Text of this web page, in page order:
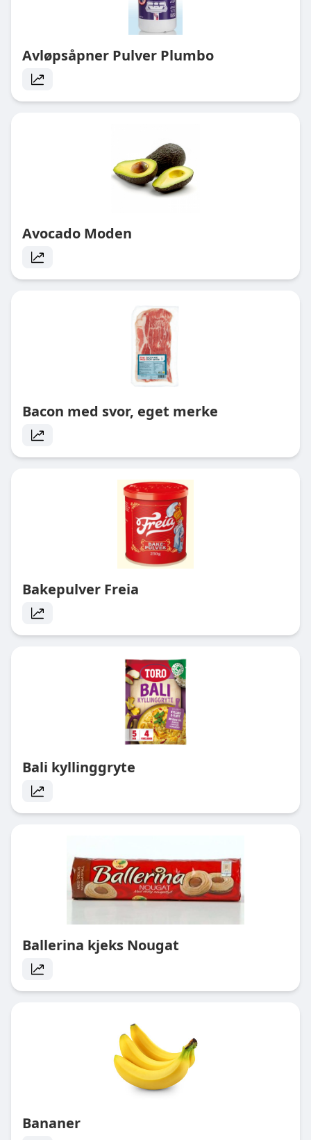
Avløpsåpner Pulver Plumbo
Avocado Moden
Bacon med svor, eget merke
Bakepulver Freia
Bali kyllinggryte
Ballerina kjeks Nougat
Bananer